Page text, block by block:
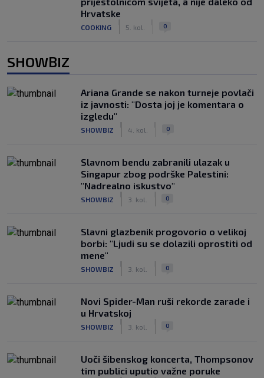
Hrvatske
COOKING 5. kol. 0
SHOWBIZ
Ariana Grande se nakon turneje povlači
iz javnosti: "Dosta joj je komentara o
izgledu"
SHOWBIZ 4. kol. 0
Slavnom bendu zabranili ulazak u
Singapur zbog podrške Palestini:
"Nadrealno iskustvo"
SHOWBIZ 3. kol. 0
Slavni glazbenik progovorio o velikoj
borbi: "Ljudi su se dolazili oprostiti od
mene"
SHOWBIZ 3. kol. 0
Novi Spider-Man ruši rekorde zarade i
u Hrvatskoj
SHOWBIZ 3. kol. 0
Uoči šibenskog koncerta, Thompsonov
tim publici uputio važne poruke